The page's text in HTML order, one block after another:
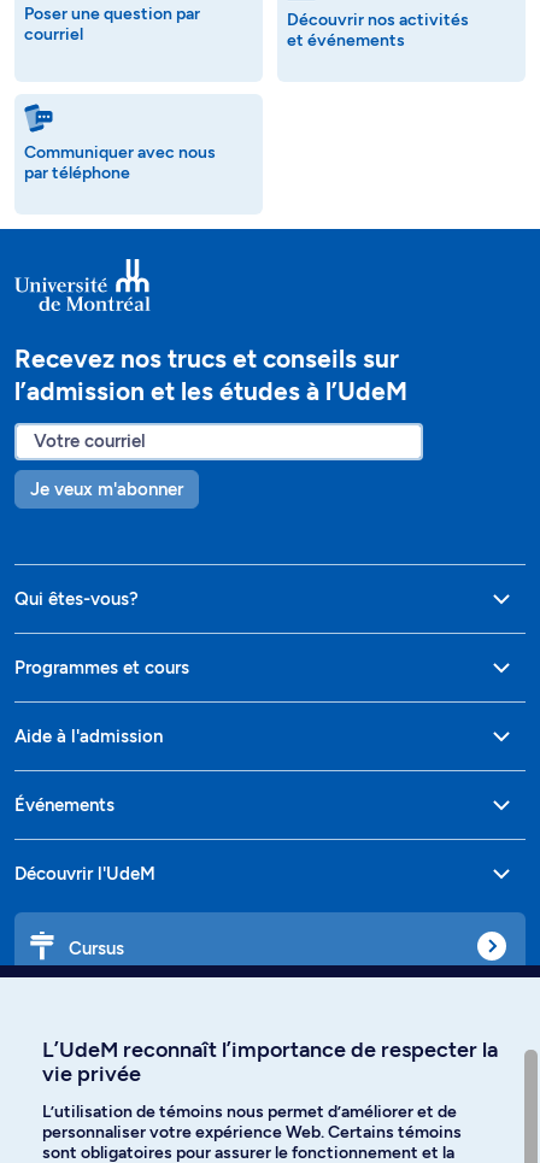
Poser une question par
courriel
Découvrir nos activités
et événements
Communiquer avec nous
par téléphone
Recevez nos trucs et conseils sur
l’admission et les études à l’UdeM
Je veux m'abonner
Qui êtes-vous?
Programmes et cours
Aide à l'admission
Événements
Découvrir l'UdeM
Cursus
Langues
L’UdeM reconnaît l’importance de respecter la
vie privée
L’utilisation de témoins nous permet d’améliorer et de
personnaliser votre expérience Web. Certains témoins
sont obligatoires pour assurer le fonctionnement et la